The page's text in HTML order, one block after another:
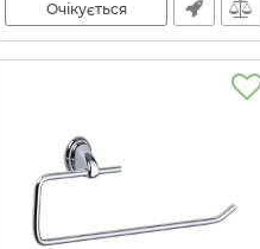
Очікується